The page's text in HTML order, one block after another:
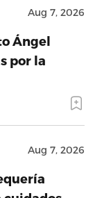
Aug 7, 2026
Ángel
por la
Aug 7, 2026